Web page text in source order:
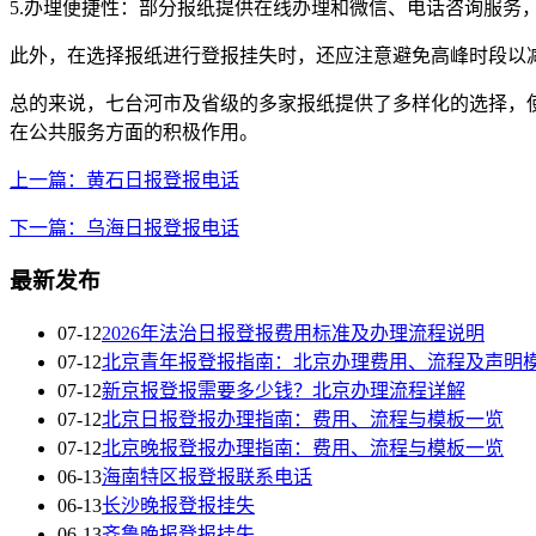
5.办理便捷性：部分报纸提供在线办理和微信、电话咨询服务
此外，在选择报纸进行登报挂失时，还应注意避免高峰时段
总的来说，七台河市及省级的多家报纸提供了多样化的选择
在公共服务方面的积极作用。
上一篇：黄石日报登报电话
下一篇：乌海日报登报电话
最新发布
07-122026年法治日报登报费用标准及办理流程说明
07-12北京青年报登报指南：北京办理费用、流程及声明
07-12新京报登报需要多少钱？北京办理流程详解
07-12北京日报登报办理指南：费用、流程与模板一览
07-12北京晚报登报办理指南：费用、流程与模板一览
06-13海南特区报登报联系电话
06-13长沙晚报登报挂失